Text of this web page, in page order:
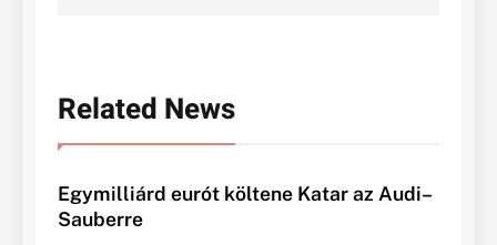
Related News
Egymilliárd eurót költene Katar az Audi–
Sauberre